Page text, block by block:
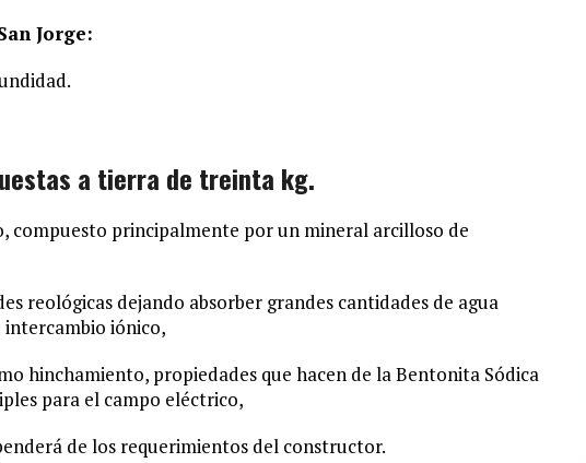
Jorge:
a tierra de treinta kg.
compuesto principalmente por un mineral arcilloso de
reológicas dejando absorber grandes cantidades de agua
intercambio iónico,
hinchamiento, propiedades que hacen de la Bentonita Sódica
para el campo eléctrico,
de los requerimientos del constructor.